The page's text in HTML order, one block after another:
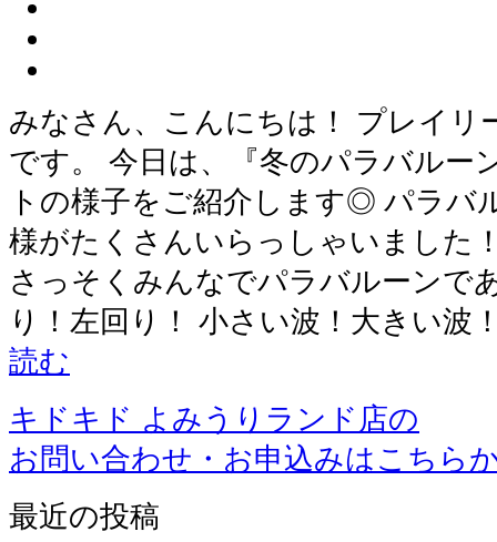
みなさん、こんにちは！ プレイリ
です。 今日は、『冬のパラバルー
トの様子をご紹介します◎ パラバ
様がたくさんいらっしゃいました
さっそくみんなでパラバルーンで
り！左回り！ 小さい波！大きい波
読む
キドキド よみうりランド店の
お問い合わせ・お申込みはこちら
最近の投稿